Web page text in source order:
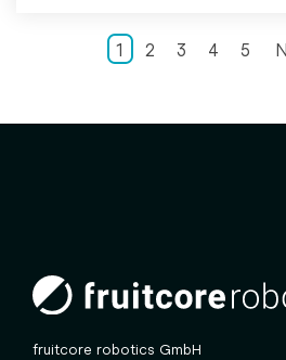
1 2 3 4 5
fruitcore robotics GmbH